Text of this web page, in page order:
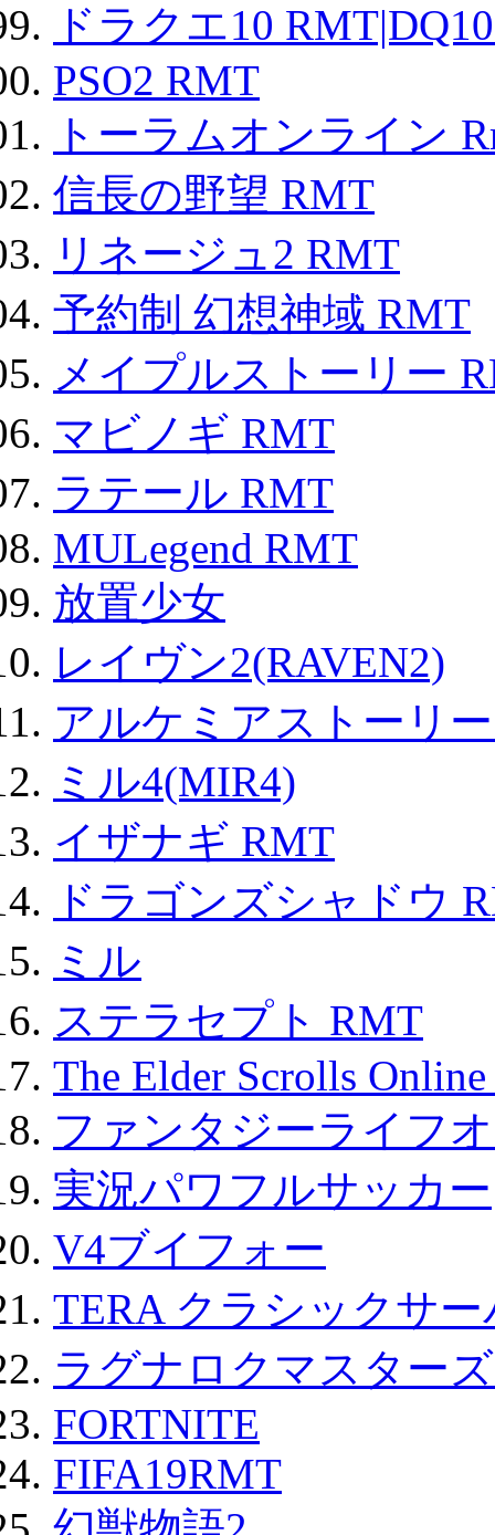
ドラクエ10
PSO2 RMT
トーラムオンライン
信長の野望 RMT
リネージュ2 RMT
予約制 幻想神域 RMT
メイプルストーリー
マビノギ RMT
ラテール RMT
MULegend RMT
放置少女
レイヴン2(RAVEN2)
アルケミアストーリ
ミル4(MIR4)
イザナギ RMT
ドラゴンズシャドウ
ミル
ステラセプト RMT
The Elder Scrolls
ファンタジーライフ
実況パワフルサッカー
V4ブイフォー
TERA クラシックサ
ラグナロクマスター
FORTNITE
FIFA19RMT